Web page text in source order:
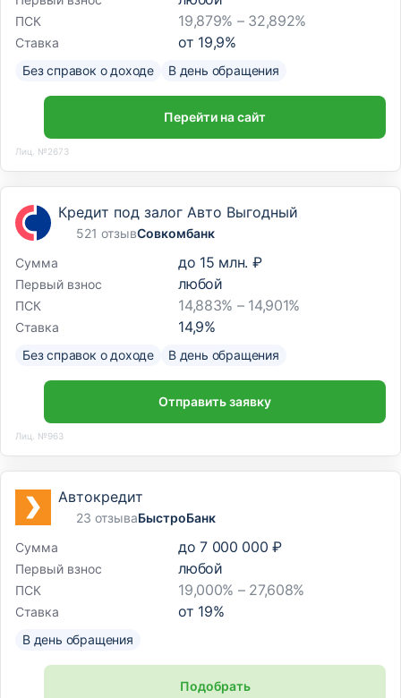
ПСК 19,879% – 32,892%
Ставка от 19,9%
Без справок о доходе В день обращения
Перейти на сайт
Лиц. №2673
Кредит под залог Авто Выгодный
521 отзывСовкомбанк
Сумма
до 15 млн. ₽
Первый взнос любой
ПСК 14,883% – 14,901%
Ставка 14,9%
Без справок о доходе В день обращения
Отправить заявку
Лиц. №963
Автокредит
23 отзываБыстроБанк
Сумма
до 7 000 000 ₽
Первый взнос любой
ПСК 19,000% – 27,608%
Ставка от 19%
В день обращения
Подобрать